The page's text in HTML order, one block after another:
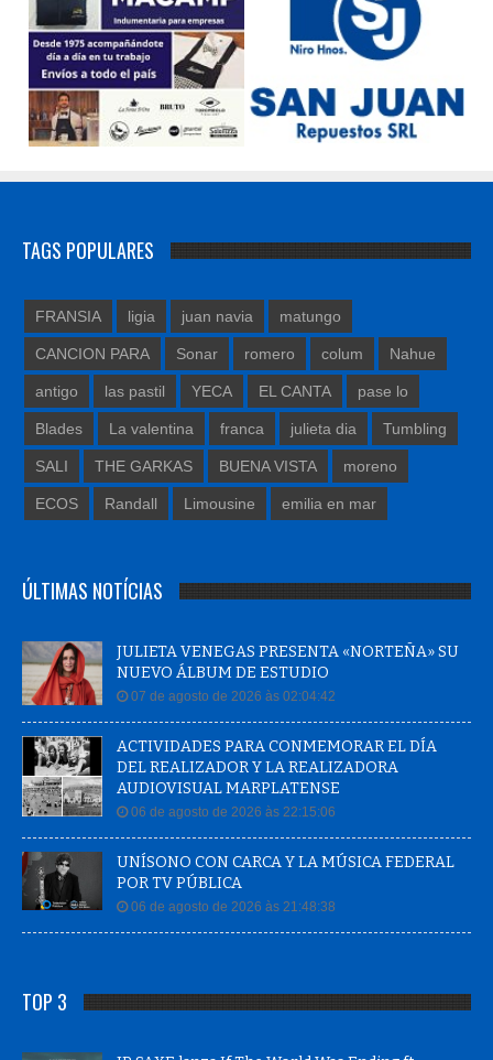
TAGS POPULARES
FRANSIA ligia juan navia matungo
CANCION PARA Sonar romero colum Nahue
antigo las pastil YECA EL CANTA pase lo
Blades La valentina franca julieta dia Tumbling
SALI THE GARKAS BUENA VISTA moreno
ECOS Randall Limousine emilia en mar
ÚLTIMAS NOTÍCIAS
JULIETA VENEGAS PRESENTA «NORTEÑA» SU
NUEVO ÁLBUM DE ESTUDIO
07 de agosto de 2026 às 02:04:42
ACTIVIDADES PARA CONMEMORAR EL DÍA
DEL REALIZADOR Y LA REALIZADORA
AUDIOVISUAL MARPLATENSE
06 de agosto de 2026 às 22:15:06
UNÍSONO CON CARCA Y LA MÚSICA FEDERAL
POR TV PÚBLICA
06 de agosto de 2026 às 21:48:38
TOP 3